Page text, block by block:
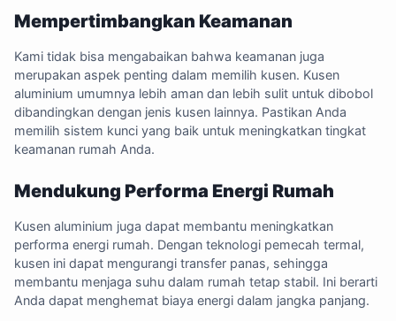
Mempertimbangkan Keamanan
Kami tidak bisa mengabaikan bahwa keamanan juga
merupakan aspek penting dalam memilih kusen. Kusen
aluminium umumnya lebih aman dan lebih sulit untuk dibobol
dibandingkan dengan jenis kusen lainnya. Pastikan Anda
memilih sistem kunci yang baik untuk meningkatkan tingkat
keamanan rumah Anda.
Mendukung Performa Energi Rumah
Kusen aluminium juga dapat membantu meningkatkan
performa energi rumah. Dengan teknologi pemecah termal,
kusen ini dapat mengurangi transfer panas, sehingga
membantu menjaga suhu dalam rumah tetap stabil. Ini berarti
Anda dapat menghemat biaya energi dalam jangka panjang.